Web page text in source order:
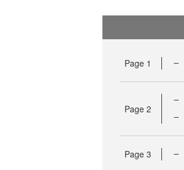
Page 1
Page 2
Page 3